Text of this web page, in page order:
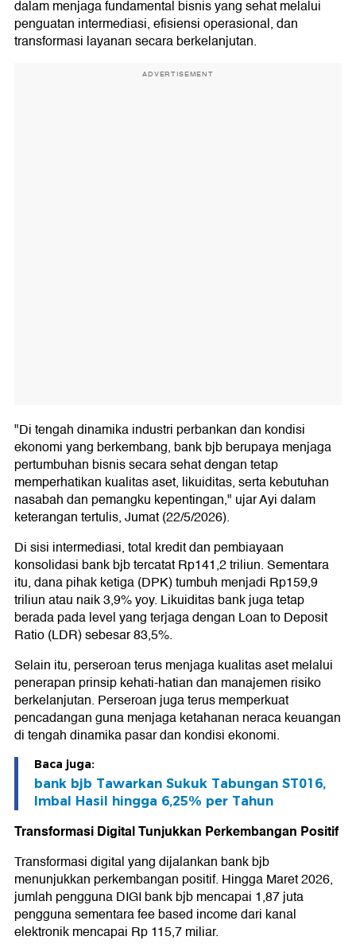
dalam menjaga fundamental bisnis yang sehat melalui
penguatan intermediasi, efisiensi operasional, dan
transformasi layanan secara berkelanjutan.
ADVERTISEMENT
"Di tengah dinamika industri perbankan dan kondisi
ekonomi yang berkembang, bank bjb berupaya menjaga
pertumbuhan bisnis secara sehat dengan tetap
memperhatikan kualitas aset, likuiditas, serta kebutuhan
nasabah dan pemangku kepentingan," ujar Ayi dalam
keterangan tertulis, Jumat (22/5/2026).
Di sisi intermediasi, total kredit dan pembiayaan
konsolidasi bank bjb tercatat Rp141,2 triliun. Sementara
itu, dana pihak ketiga (DPK) tumbuh menjadi Rp159,9
triliun atau naik 3,9% yoy. Likuiditas bank juga tetap
berada pada level yang terjaga dengan Loan to Deposit
Ratio (LDR) sebesar 83,5%.
Selain itu, perseroan terus menjaga kualitas aset melalui
penerapan prinsip kehati-hatian dan manajemen risiko
berkelanjutan. Perseroan juga terus memperkuat
pencadangan guna menjaga ketahanan neraca keuangan
di tengah dinamika pasar dan kondisi ekonomi.
Baca juga:
bank bjb Tawarkan Sukuk Tabungan ST016,
Imbal Hasil hingga 6,25% per Tahun
Transformasi Digital Tunjukkan Perkembangan Positif
Transformasi digital yang dijalankan bank bjb
menunjukkan perkembangan positif. Hingga Maret 2026,
jumlah pengguna DIGI bank bjb mencapai 1,87 juta
pengguna sementara fee based income dari kanal
elektronik mencapai Rp 115,7 miliar.